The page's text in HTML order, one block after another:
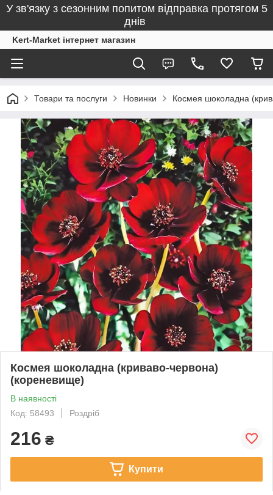
У зв'язку з сезонним попитом відправка протягом 5
днів
Kert-Market інтернет магазин
Товари та послуги Новинки Космея шоколадна
Космея шоколадна (криваво-червона)
(кореневище)
В наявності
Код: 58493
Роздріб
216 ₴
Купити